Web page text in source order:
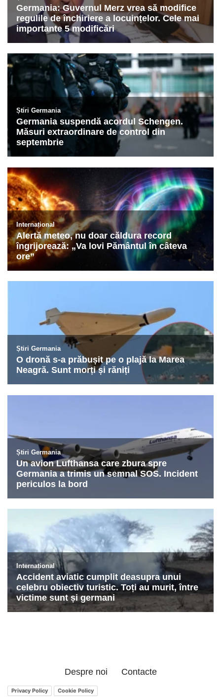
Despre noi Contacte
Privacy Policy Cookie Policy